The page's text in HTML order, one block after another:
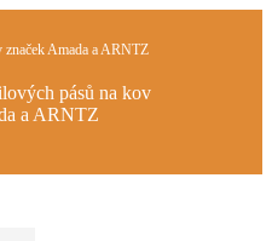
Amada a ARNTZ
pásů na kov
a ARNTZ